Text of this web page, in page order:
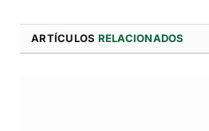
ARTÍCULOS RELACIONADOS